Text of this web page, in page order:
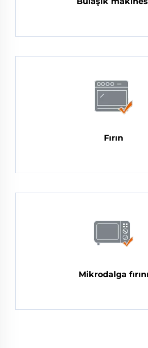
Fırın
Mikrodalga fırını